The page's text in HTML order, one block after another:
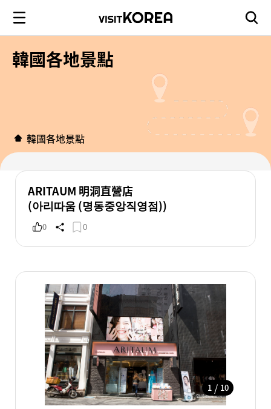
韓國各地景點
韓國各地景點
ARITAUM 明洞直營店
(아리따움 (명동중앙직영점))
0 0
1 / 10